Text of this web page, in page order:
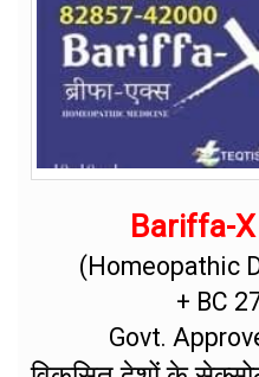
Bariffa-X
(Homeopathic
+ BC
Govt.